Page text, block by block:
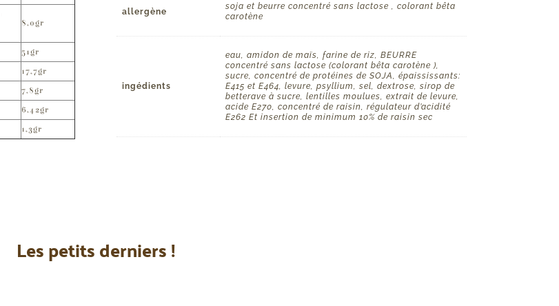
8,0gr
51gr
17,7gr
7,8gr
6,42gr
1,3gr
allergène
soja et beurre concentré sans lactose , colorant bêta
carotène
ingédients
eau, amidon de maïs, farine de riz, BEURRE
concentré sans lactose (colorant bêta carotène ),
sucre, concentré de protéines de SOJA, épaississants:
E415 et E464, levure, psyllium, sel, dextrose, sirop de
betterave à sucre, lentilles moulues, extrait de levure,
acide E270, concentré de raisin, régulateur d’acidité
E262 Et insertion de minimum 10% de raisin sec
Les petits derniers !